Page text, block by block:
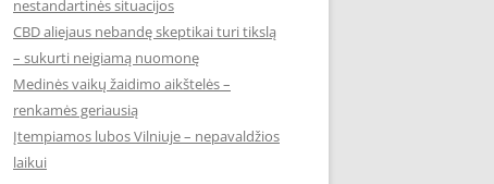
nestandartinės situacijos
CBD aliejaus nebandę skeptikai turi tikslą
– sukurti neigiamą nuomonę
Medinės vaikų žaidimo aikštelės –
renkamės geriausią
Įtempiamos lubos Vilniuje – nepavaldžios
laikui